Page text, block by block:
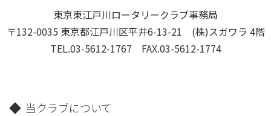
東京東江戸川ロータリークラブ事務局
〒132-0035 東京都江戸川区平井6-13-21 (株)スガワラ 4階
TEL.03-5612-1767 FAX.03-5612-1774
当クラブについて